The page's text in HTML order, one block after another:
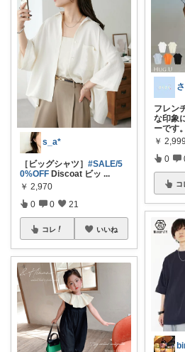
s_a*
［ビッグシャツ］ #SALE/5
0%OFF Discoat ビッ ...
￥ 2,970
0 0 21
コレ いいね
フレン
な印象
ーです
￥ 2,999
0
コ